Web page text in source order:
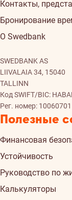
Контакты,
Бронирование
О Swedbank
SWEDBANK AS
LIIVALAIA 34, 15040
TALLINN
Код SWIFT/BIC:
Рег. номер: 10060701
Полезные
Финансовая
Устойчивость
Руководство по
Калькуляторы